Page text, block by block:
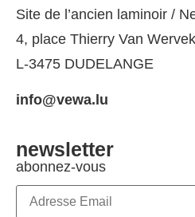
Site de l’ancien laminoir /
4, place Thierry Van
L-3475 DUDELANGE
info@vewa.lu
newsletter
abonnez-vous